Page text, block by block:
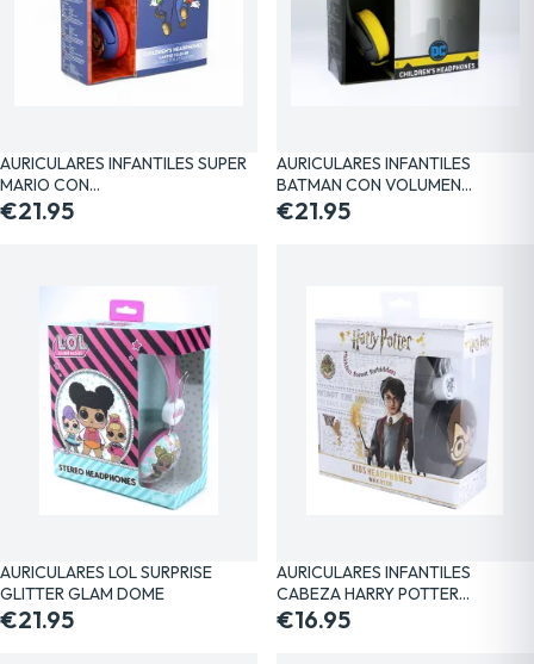
AURICULARES INFANTILES SUPER
MARIO CON…
€21.95
AURICULARES INFANTILES
BATMAN CON VOLUMEN…
€21.95
AURICULARES LOL SURPRISE
GLITTER GLAM DOME
€21.95
AURICULARES INFANTILES
CABEZA HARRY POTTER…
€16.95